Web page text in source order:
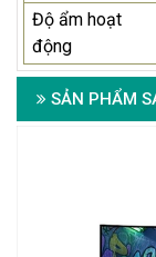
Độ ẩm hoạt
động
SẢN PHẨM